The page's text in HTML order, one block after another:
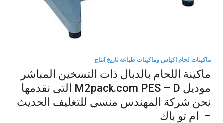
ماكينات لحام اكياس وماكينات طباعة تاريخ انتاج
ماكينة اللحام بالدبال ذات التسخين المباشر
موديل M2pack.com PES – D التى نقدمها
نحن شركة المهندس منسي للتغليف الحديث
– ام تو باك